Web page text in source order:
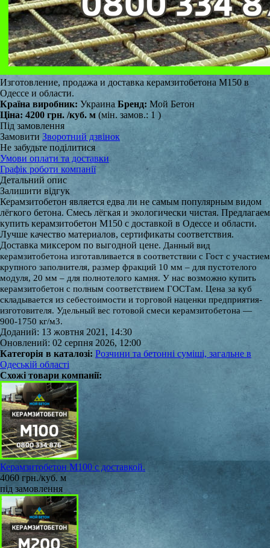
Изготовление, продажа и доставка керамзитобетона М150 в
Одессе и области.
Країна виробник: Украина Бренд: Мой Бетон
Ціна: 4200 грн. /куб. м (мін. замов.: 1 )
Під замовлення
Замовити Зворотний дзвінок
Не забудьте поділитися
Умови оплати та доставки
Графік роботи компанії
Детальний опис
Залишити відгук
Керамзитобетон является едва ли не самым популярным видом
лёгкого бетона. Смесь лёгкая и экологически чистая. Предлагаем
купить керамзитобетон М150 с доставкой в Одессе и области.
Лучше качество материалов, сертификаты соответствия.
Доставка миксером по выгодной цене. Данный вид
керамзитобетона изготавливается в соответствии с Гост с участием
крупного заполнителя, размер фракций 10 мм – для пустотелого
модуля, 20 мм – для полнотелого камня. У нас возможно купить
керамзитобетон с полным соответствием ГОСТам. Цена за куб
складывается из себестоимости и торговой наценки предприятия-
изготовителя. Удельный вес готовой смеси керамзитобетона —
900-1750 кг/м3.
Доданий: 13 жовтня 2021, 14:30
Оновлений: 02 серпня 2026, 12:00
Категорія в каталозі: Розчини та бетонні суміші, загальне в
Одеській області
Схожі товари компанії:
Керамзитобетон М100 с доставкой.
4060 грн./куб. м
під замовлення